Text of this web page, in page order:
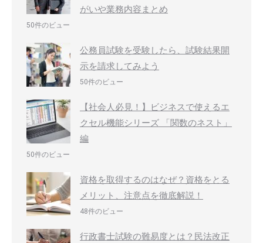
がいや業務内容まとめ
50件のビュー
公務員試験を受験したら、試験結果開
示を請求してみよう
50件のビュー
【社会人必見！】ビジネスで使えるエ
クセル機能シリーズ 「関数のネスト」
編
50件のビュー
資格を取得するのはなぜ？資格をとる
メリット、注意点を徹底解説！
48件のビュー
行政書士試験の難易度とは？民法改正